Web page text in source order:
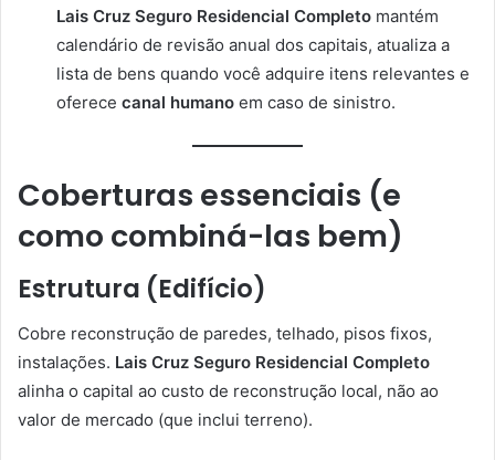
Lais Cruz Seguro Residencial Completo mantém
calendário de revisão anual dos capitais, atualiza a
lista de bens quando você adquire itens relevantes e
oferece canal humano em caso de sinistro.
Coberturas essenciais (e
como combiná-las bem)
Estrutura (Edifício)
Cobre reconstrução de paredes, telhado, pisos fixos,
instalações. Lais Cruz Seguro Residencial Completo
alinha o capital ao custo de reconstrução local, não ao
valor de mercado (que inclui terreno).